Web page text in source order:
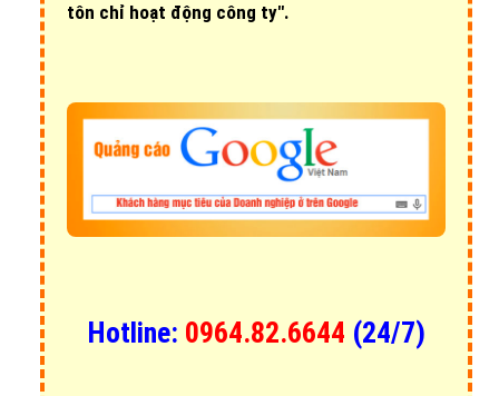
tôn chỉ hoạt động công ty".
Hotline: 0964.82.6644 (24/7)